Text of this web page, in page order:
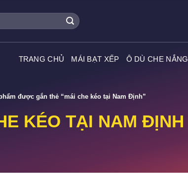
TRANG CHỦ MÁI BẠT XẾP Ô DÙ CHE NẮNG
KÉO TẠI NAM ĐỊNH
được gắn thẻ “mái che kéo tại Nam Định”